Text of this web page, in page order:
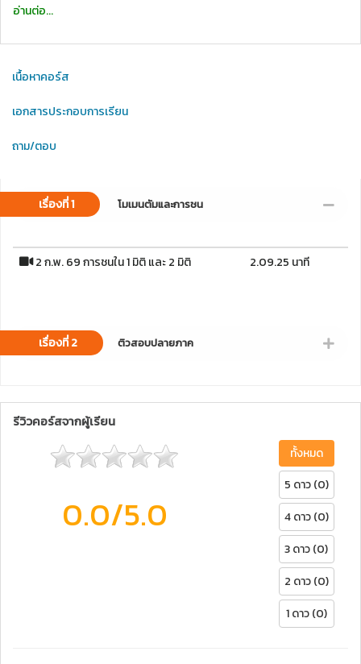
อ่านต่อ...
เนื้อหาคอร์ส
เอกสารประกอบการเรียน
ถาม/ตอบ
เรื่องที่ 1 โมเมนตัมและการชน
2 ก.พ. 69 การชนใน 1 มิติ และ 2 มิติ 2.09.25 นาที
เรื่องที่ 2 ติวสอบปลายภาค
รีวิวคอร์สจากผู้เรียน
0.0/5.0
ทั้งหมด
5 ดาว (0)
4 ดาว (0)
3 ดาว (0)
2 ดาว (0)
1 ดาว (0)